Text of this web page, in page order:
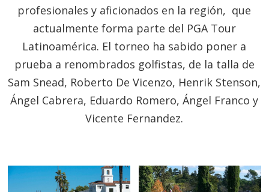
profesionales y aficionados en la región, que
actualmente forma parte del PGA Tour
Latinoamérica. El torneo ha sabido poner a
prueba a renombrados golfistas, de la talla de
Sam Snead, Roberto De Vicenzo, Henrik Stenson,
Ángel Cabrera, Eduardo Romero, Ángel Franco y
Vicente Fernandez.